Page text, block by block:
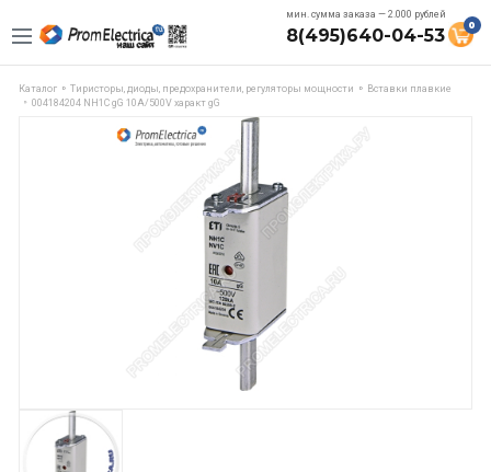
мин. сумма заказа — 2.000 рублей
8(495)640-04-53 0
Каталог Тиристоры, диоды, предохранители, регуляторы мощности
Вставки плавкие
004184204 NH1C gG 10A/500V характ gG